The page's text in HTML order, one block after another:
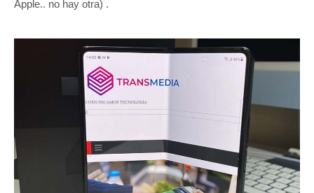
Apple.. no hay otra) .